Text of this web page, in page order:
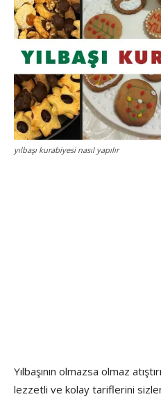
yılbaşı kurabiyesi nasıl yapılır
Yılbaşının olmazsa olmaz
lezzetli ve kolay tariflerini